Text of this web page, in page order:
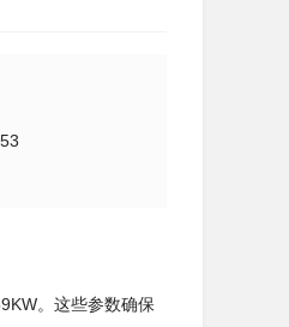
。这些参数确保